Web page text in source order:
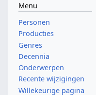
Menu
Personen
Producties
Genres
Decennia
Onderwerpen
Recente wijzigingen
Willekeurige pagina